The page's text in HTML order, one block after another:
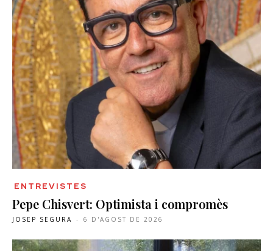
ENTREVISTES
Pepe Chisvert: Optimista i compromès
JOSEP SEGURA - 6 D'AGOST DE 2026